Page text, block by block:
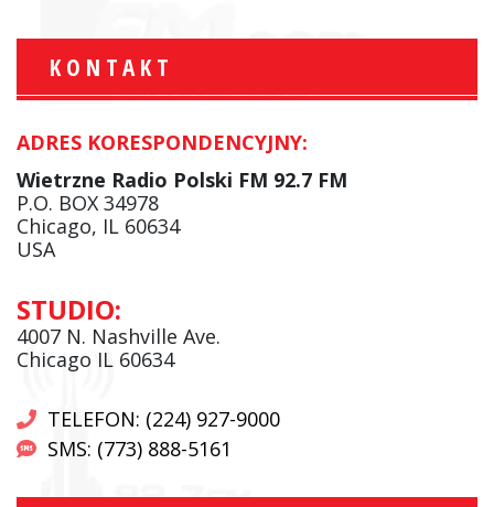
KONTAKT
ADRES KORESPONDENCYJNY:
Wietrzne Radio Polski FM 92.7 FM
P.O. BOX 34978
Chicago, IL 60634
USA
STUDIO:
4007 N. Nashville Ave.
Chicago IL 60634
TELEFON: (224) 927-9000
SMS: (773) 888-5161